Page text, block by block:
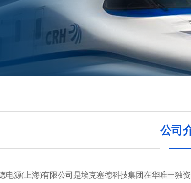
公司
电源(上海)有限公司是埃克塞德科技集团在华唯一独